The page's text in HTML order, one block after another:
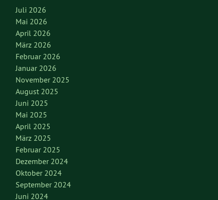
Juli 2026
Mai 2026
April 2026
März 2026
Februar 2026
Januar 2026
November 2025
August 2025
Juni 2025
Mai 2025
April 2025
März 2025
Februar 2025
Dezember 2024
Oktober 2024
September 2024
Juni 2024